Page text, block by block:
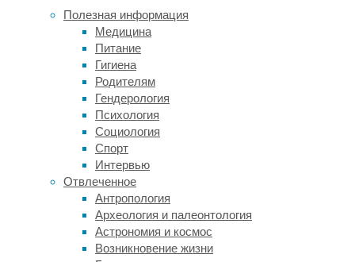
Полезная информация
Медицина
Питание
Гигиена
Родителям
Гендерология
Психология
Социология
Спорт
Интервью
Отвлеченное
Антропология
Археология и палеонтология
Астрономия и космос
Возникновение жизни
На
самом
деле,
можно
было
только
предполагать,
что
флейторылы
охотятся.